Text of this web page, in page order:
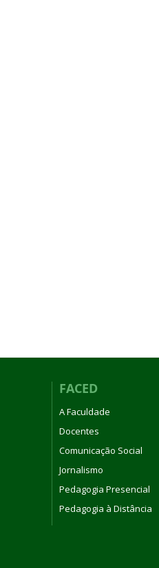
FACED
A Faculdade
Docentes
Comunicação Social
Jornalismo
Pedagogia Presencial
Pedagogia à Distância